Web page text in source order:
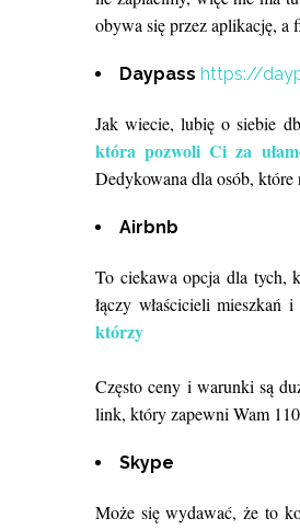
obywa się przez aplikację, a
Daypass https://
Jak wiecie, lubię o siebie
która pozwoli Ci za
Dedykowana dla osób, które
Airbnb
To ciekawa opcja dla tych,
łączy właścicieli
chętnie
Często ceny i warunki są
link, który zapewni Wam
Skype
Może się wydawać, że to